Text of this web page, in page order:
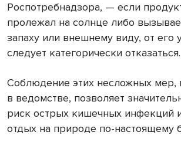
Роспотребнадзора, — если
пролежал на солнце либо
запаху или внешнему виду, от его
следует категорически отказаться.
Соблюдение этих несложных мер,
в ведомстве, позволяет
риск острых кишечных инфекций
отдых на природе по-настоящему